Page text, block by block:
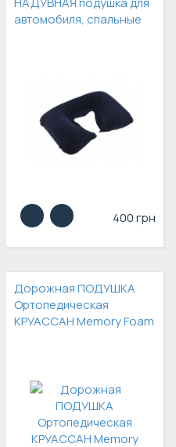
автомобиля, спальные
400 грн
Дорожная ПОДУШКА
Ортопедическая
КРУАССАН Memory Foam